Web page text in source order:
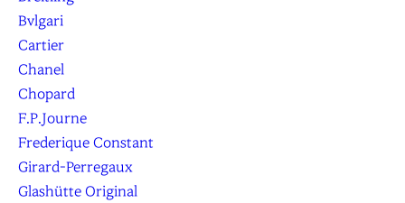
Bvlgari
Cartier
Chanel
Chopard
F.P.Journe
Frederique Constant
Girard-Perregaux
Glashütte Original